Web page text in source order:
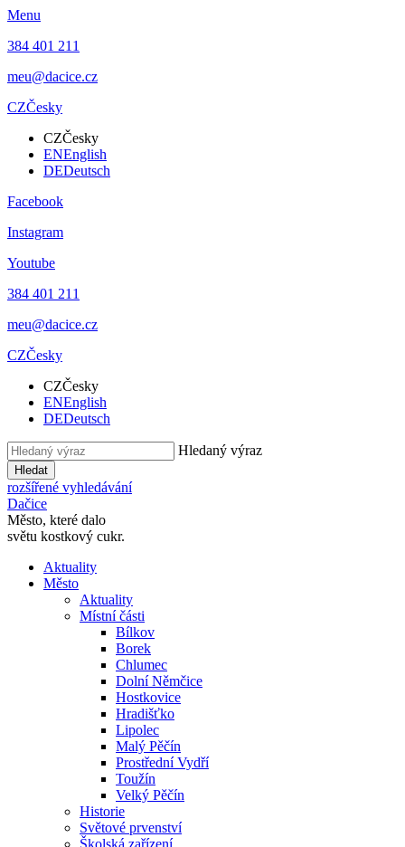
Menu
384 401 211
meu@dacice.cz
CZČesky
CZČesky
ENEnglish
DEDeutsch
Facebook
Instagram
Youtube
384 401 211
meu@dacice.cz
CZČesky
CZČesky
ENEnglish
DEDeutsch
Hledaný výraz
Hledat
rozšířené vyhledávání
Dačice
Město, které dalo
světu kostkový cukr.
Aktuality
Město
Aktuality
Místní části
Bílkov
Borek
Chlumec
Dolní Němčice
Hostkovice
Hradišťko
Lipolec
Malý Pěčín
Prostřední Vydří
Toužín
Velký Pěčín
Historie
Světové prvenství
Školská zařízení